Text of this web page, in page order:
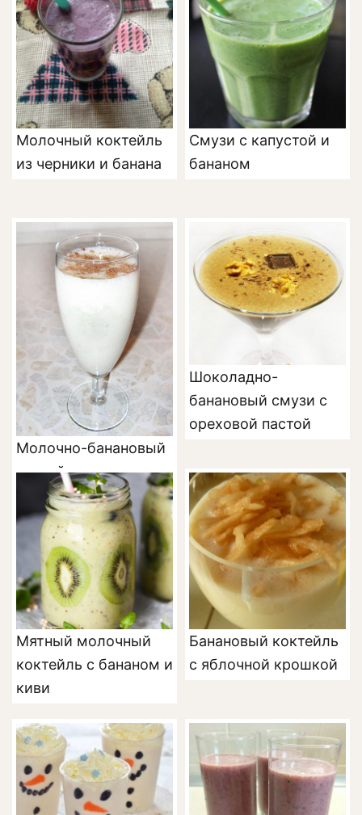
Молочный коктейль
из черники и банана
Смузи с капустой и
бананом
Молочно-банановый
коктейль
Шоколадно-
банановый смузи с
ореховой пастой
Мятный молочный
коктейль с бананом и
киви
Банановый коктейль
с яблочной крошкой